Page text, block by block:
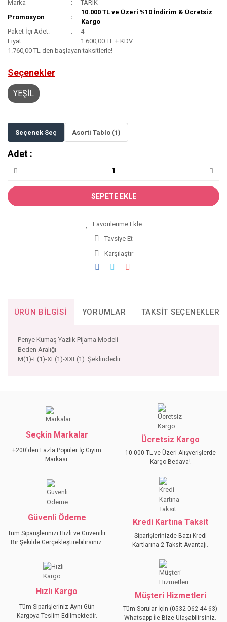
Marka
TARIK
Promosyon
10.000 TL ve Üzeri %10 İndirim & Ücretsiz
Kargo
Paket İçi Adet:
4
Fiyat
1.600,00 TL + KDV
1.760,00 TL den başlayan taksitlerle!
Seçenekler
YEŞİL
Seçenek Seç Asorti Tablo (1)
Adet :
SEPETE EKLE
Tavsiye Et
Karşılaştır
ÜRÜN BILGISI YORUMLAR TAKSIT SEÇENEKLERI
Penye Kumaş Yazlık Pijama Modeli
Beden Aralığı
M(1)-L(1)-XL(1)-XXL(1) Şeklindedir
kullanarak tarafımıza iletebilirsiniz.
Görüş ve önerileriniz için teşekkür ederiz.
Ürün açıklamasında eksik bilgiler bulunuyor.
Ürün fiyatı diğer sitelerden daha pahalı.
Bu ürüne benzer farklı alternatifler olmalı.
Seçkin Markalar
+200'den Fazla Popüler İç Giyim
Markası.
Ücretsiz Kargo
10.000 TL ve Üzeri Alışverişlerde
Kargo Bedava!
Güvenli Ödeme
Tüm Siparişlerinizi Hızlı ve Güvenilir
Bir Şekilde Gerçekleştirebilirsiniz.
Kredi Kartına Taksit
Siparişlerinizde Bazı Kredi
Kartlarına 2 Taksit Avantajı.
Hızlı Kargo
Tüm Siparişleriniz Aynı Gün
Kargoya Teslim Edilmektedir.
Müşteri Hizmetleri
Tüm Sorular İçin (0532 062 44 63)
Whatsapp İle Bize Ulaşabilirsiniz.